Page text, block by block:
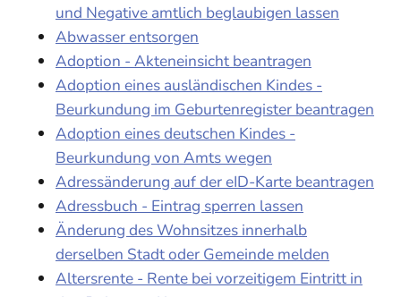
und Negative amtlich beglaubigen lassen
Abwasser entsorgen
Adoption - Akteneinsicht beantragen
Adoption eines ausländischen Kindes -
Beurkundung im Geburtenregister beantragen
Adoption eines deutschen Kindes -
Beurkundung von Amts wegen
Adressänderung auf der eID-Karte beantragen
Adressbuch - Eintrag sperren lassen
Änderung des Wohnsitzes innerhalb
derselben Stadt oder Gemeinde melden
Altersrente - Rente bei vorzeitigem Eintritt in